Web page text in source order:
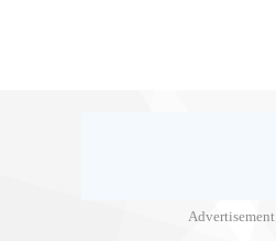
Advertisement